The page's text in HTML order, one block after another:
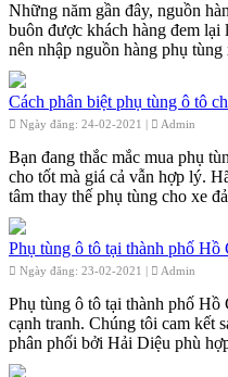
Những năm gần đây, nguồn
buôn được khách hàng đem
nên nhập nguồn hàng phụ
Cách phân biệt phụ tùng ô tô
Ngày đăng: 24-02-2021 | Admin
Bạn đang thắc mắc mua phụ
cho tốt mà giá cả vẫn hợp lý.
tâm thay thế phụ tùng cho xe
Phụ tùng ô tô tại thành phố
Ngày đăng: 23-02-2021 | Admin
Phụ tùng ô tô tại thành phố
cạnh tranh. Chúng tôi cam kết
phân phối bởi Hải Diệu phù